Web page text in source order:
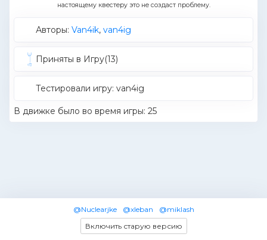
настоящему квестеру это не создаст проблему.
Авторы: Van4ik, van4ig
Приняты в Игру(13)
Тестировали игру: van4ig
В движке было во время игры: 25
@Nuclearjke @xleban
@miklash
Включить старую версию